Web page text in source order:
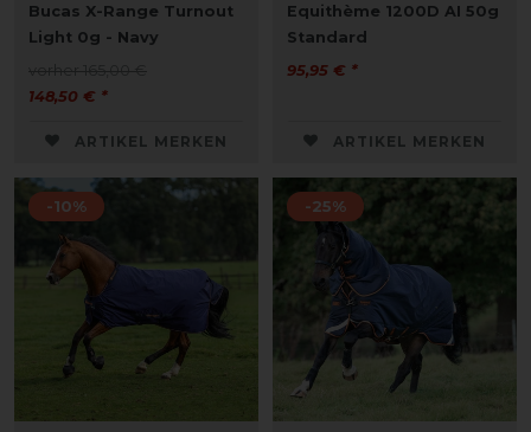
Bucas X-Range Turnout
Light 0g - Navy
148,50 € *
ARTIKEL MERKEN
Equithème 1200D AI 50g
Standard
95,95 € *
ARTIKEL MERKEN
-10% -25%